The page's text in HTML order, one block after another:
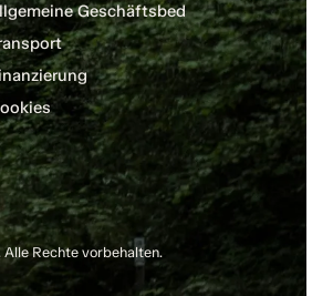
Geschäftsbedingungen
Rechte vorbehalten.